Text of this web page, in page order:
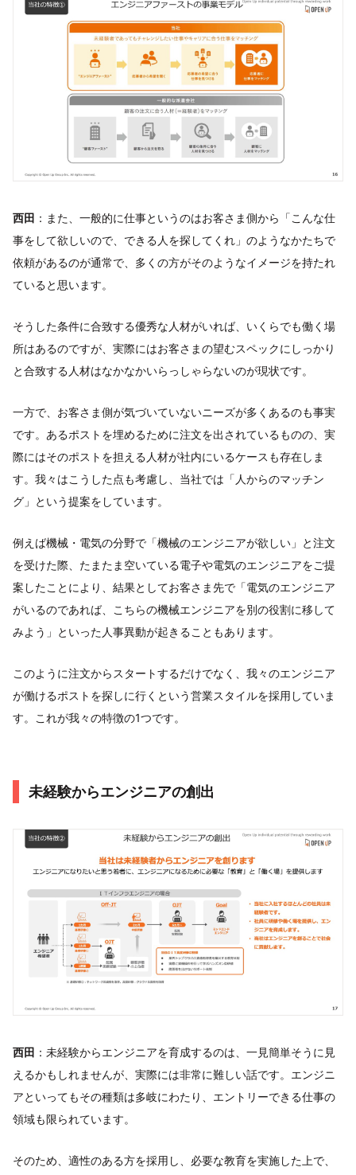
西田 ：また、一般的に仕事というのはお客さま側から「こんな仕
事をして欲しいので、できる人を探してくれ」のようなかたちで
依頼があるのが通常で、多くの方がそのようなイメージを持たれ
ていると思います。
そうした条件に合致する優秀な人材がいれば、いくらでも働く場
所はあるのですが、実際にはお客さまの望むスペックにしっかり
と合致する人材はなかなかいらっしゃらないのが現状です。
一方で、お客さま側が気づいていないニーズが多くあるのも事実
です。あるポストを埋めるために注文を出されているものの、実
際にはそのポストを担える人材が社内にいるケースも存在しま
す。我々はこうした点も考慮し、当社では「人からのマッチン
グ」という提案をしています。
例えば機械・電気の分野で「機械のエンジニアが欲しい」と注文
を受けた際、たまたま空いている電子や電気のエンジニアをご提
案したことにより、結果としてお客さま先で「電気のエンジニア
がいるのであれば、こちらの機械エンジニアを別の役割に移して
みよう」といった人事異動が起きることもあります。
このように注文からスタートするだけでなく、我々のエンジニア
が働けるポストを探しに行くという営業スタイルを採用していま
す。これが我々の特徴の1つです。
未経験からエンジニアの創出
西田 ：未経験からエンジニアを育成するのは、一見簡単そうに見
えるかもしれませんが、実際には非常に難しい話です。エンジニ
アといってもその種類は多岐にわたり、エントリーできる仕事の
領域も限られています。
そのため、適性のある方を採用し、必要な教育を実施した上で、